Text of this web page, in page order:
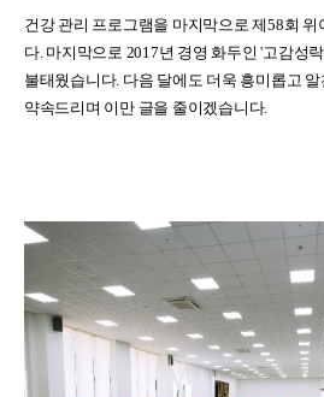
건강 관리 프로그램을 마지막으로 제58회 위
다. 마지막으로 2017년 경영 화두인 '고감성락
불태웠습니다. 다음 달에도 더욱 흥미롭고
약속드리며 이만 글을 줄이겠습니다.